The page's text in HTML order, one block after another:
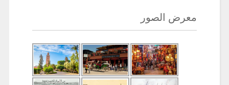
معرض الصور